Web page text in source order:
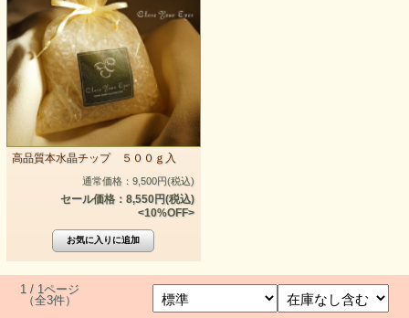
高品質本水晶チップ ５００ｇ入
通常価格：9,500円(税込)
セール価格：8,550円(税込)
<10%OFF>
1 / 1ページ
（全3件）